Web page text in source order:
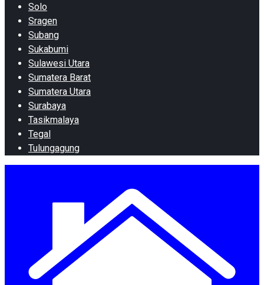
Solo
Sragen
Subang
Sukabumi
Sulawesi Utara
Sumatera Barat
Sumatera Utara
Surabaya
Tasikmalaya
Tegal
Tulungagung